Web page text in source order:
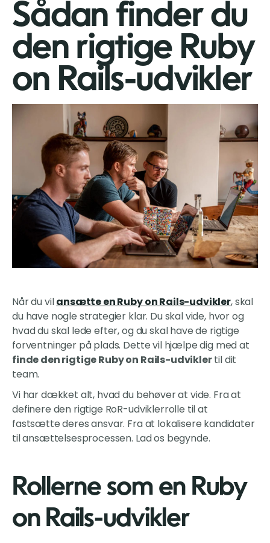
Sådan finder du
den rigtige Ruby
on Rails-udvikler
Når du vilansætte en Ruby on Rails-udvikler, skal
du have nogle strategier klar. Du skal vide, hvor og
hvad du skal lede efter, og du skal have de rigtige
forventninger på plads. Dette vil hjælpe dig med at
finde den rigtige Ruby on Rails-udviklertil dit
team.
Vi har dækket alt, hvad du behøver at vide. Fra at
definere den rigtige RoR-udviklerrolle til at
fastsætte deres ansvar. Fra at lokalisere kandidater
til ansættelsesprocessen. Lad os begynde.
Rollerne som en Ruby
on Rails-udvikler